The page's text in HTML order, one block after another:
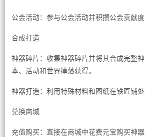
公会活动：参与公会活动并积攒公会贡献度
合成打造
神器碎片：收集神器碎片并将其合成完整
本、活动和世界掉落获得。
神器打造：利用特殊材料和图纸在铁匠铺处
兑换商城
充值购买：直接在商城中花费元宝购买神器